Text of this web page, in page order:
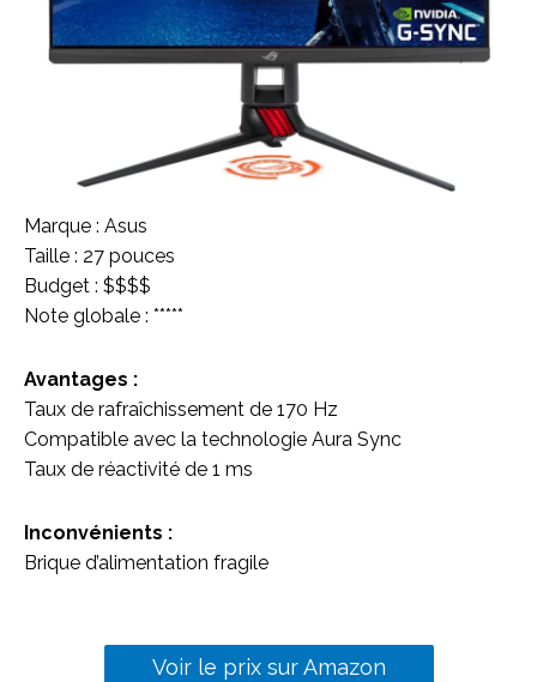
Marque : Asus
Taille : 27 pouces
Budget : $$$$
Note globale : *****
Avantages :
Taux de rafraîchissement de 170 Hz
Compatible avec la technologie Aura Sync
Taux de réactivité de 1 ms
Inconvénients :
Brique d’alimentation fragile
Voir le prix sur Amazon